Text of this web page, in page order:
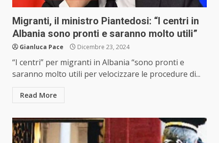
Migranti, il ministro Piantedosi: “I centri in
Albania sono pronti e saranno molto utili”
Gianluca Pace Dicembre 23, 2024
“I centri” per migranti in Albania “sono pronti e
saranno molto utili per velocizzare le procedure di...
Read More